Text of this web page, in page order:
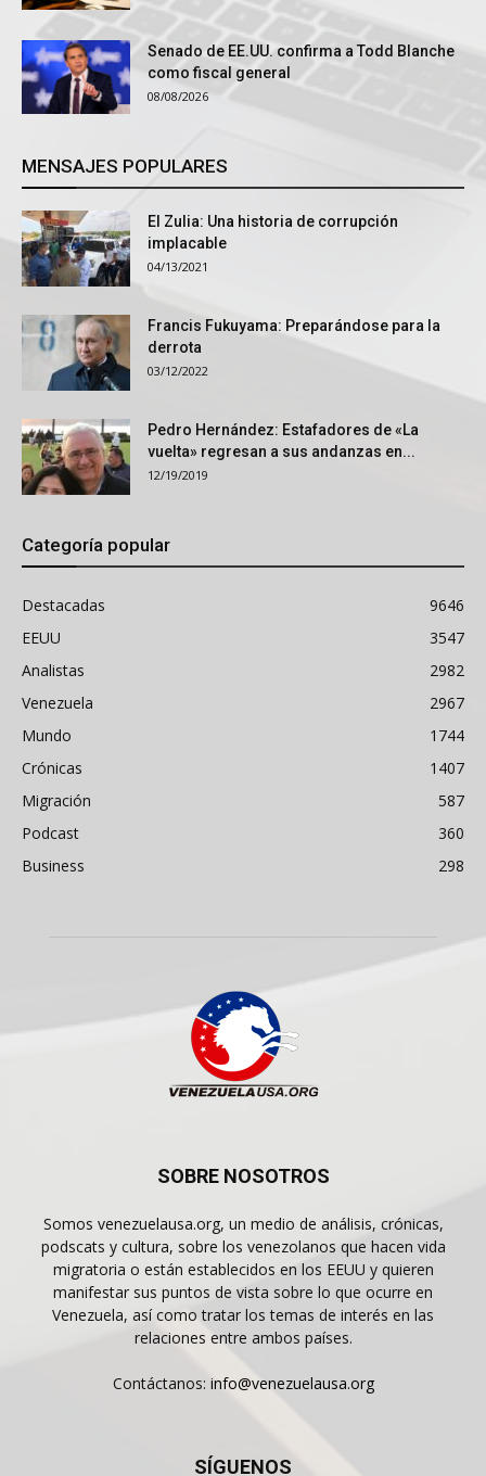
Senado de EE.UU. confirma a Todd Blanche
como fiscal general
08/08/2026
MENSAJES POPULARES
El Zulia: Una historia de corrupción
implacable
04/13/2021
Francis Fukuyama: Preparándose para la
derrota
03/12/2022
Pedro Hernández: Estafadores de «La
vuelta» regresan a sus andanzas en...
12/19/2019
Categoría popular
Destacadas
9646
EEUU
3547
Analistas
2982
Venezuela
2967
Mundo
1744
Crónicas
1407
Migración
587
Podcast
360
Business
298
SOBRE NOSOTROS
Somos venezuelausa.org, un medio de análisis, crónicas,
podscats y cultura, sobre los venezolanos que hacen vida
migratoria o están establecidos en los EEUU y quieren
manifestar sus puntos de vista sobre lo que ocurre en
Venezuela, así como tratar los temas de interés en las
relaciones entre ambos países.
Contáctanos: info@venezuelausa.org
SÍGUENOS